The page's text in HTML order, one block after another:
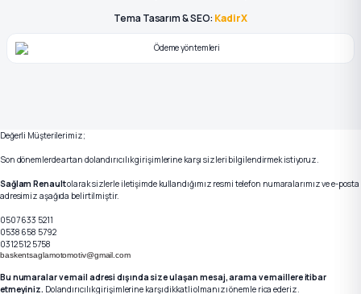
Tema Tasarım & SEO: KadirX
Değerli Müşterilerimiz;
Son dönemlerde artan dolandırıcılık girişimlerine karşı sizleri bilgilendirmek istiyoruz.
Sağlam Renaultolarak sizlerle iletişimde kullandığımız resmi telefon numaralarımız ve e-posta
adresimiz aşağıda belirtilmiştir.
0507 633 5211
0538 658 5792
0312 512 5758
baskentsaglamotomotiv@gmail.com
Bu numaralar ve mail adresi dışında size ulaşan mesaj, arama ve maillere itibar
etmeyiniz. Dolandırıcılık girişimlerine karşı dikkatli olmanızı önemle rica ederiz.